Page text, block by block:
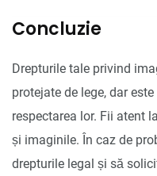
Concluzie
Drepturile tale privind
protejate de lege, dar
respectarea lor. Fii atent
și imaginile. În caz de
drepturile legal și să